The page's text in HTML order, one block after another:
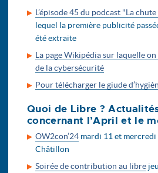
L’épisode 45 du podcast "La
lequel la première publicité
été extraite
La page Wikipédia sur laquelle
de la cybersécurité
Pour télécharger le giude
Quoi de Libre ?
concernant l’April et le
OW2con’24 mardi 11 et
Châtillon
Soirée de contribution au libre